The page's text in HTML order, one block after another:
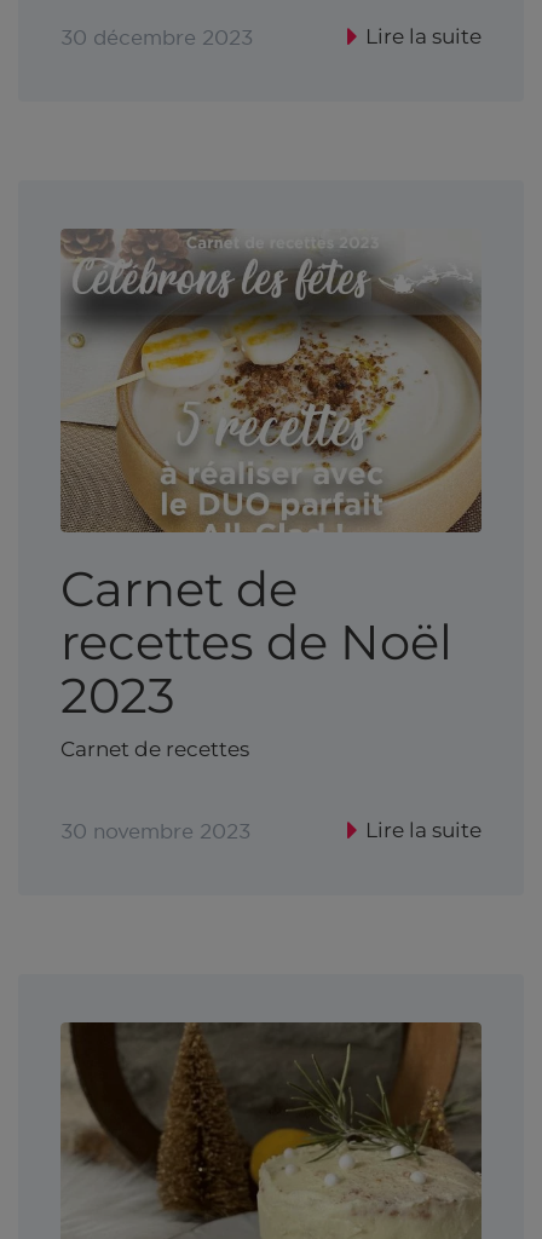
30 décembre 2023 Lire la suite
Carnet de
recettes de Noël
2023
Carnet de recettes
30 novembre 2023 Lire la suite